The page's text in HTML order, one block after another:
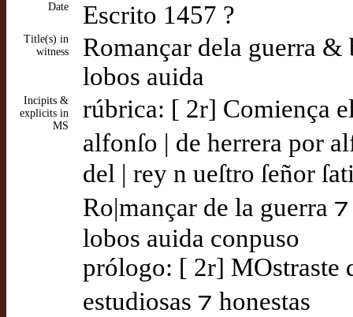
Date Escrito 1457 ?
Title(s) in
witness
Romançar dela guerra &
lobos auida
Incipits &
explicits in
MS
rúbrica: [ 2r] Comiença
alfonſo | de herrera por
del | rey n ueſtro ſeñor
Ro|mançar de la guerra
lobos auida conpuso
prólogo: [ 2r] MOstraste
estudiosas ⁊ honestas